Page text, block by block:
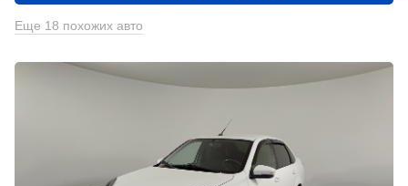
Еще 18 похожих авто